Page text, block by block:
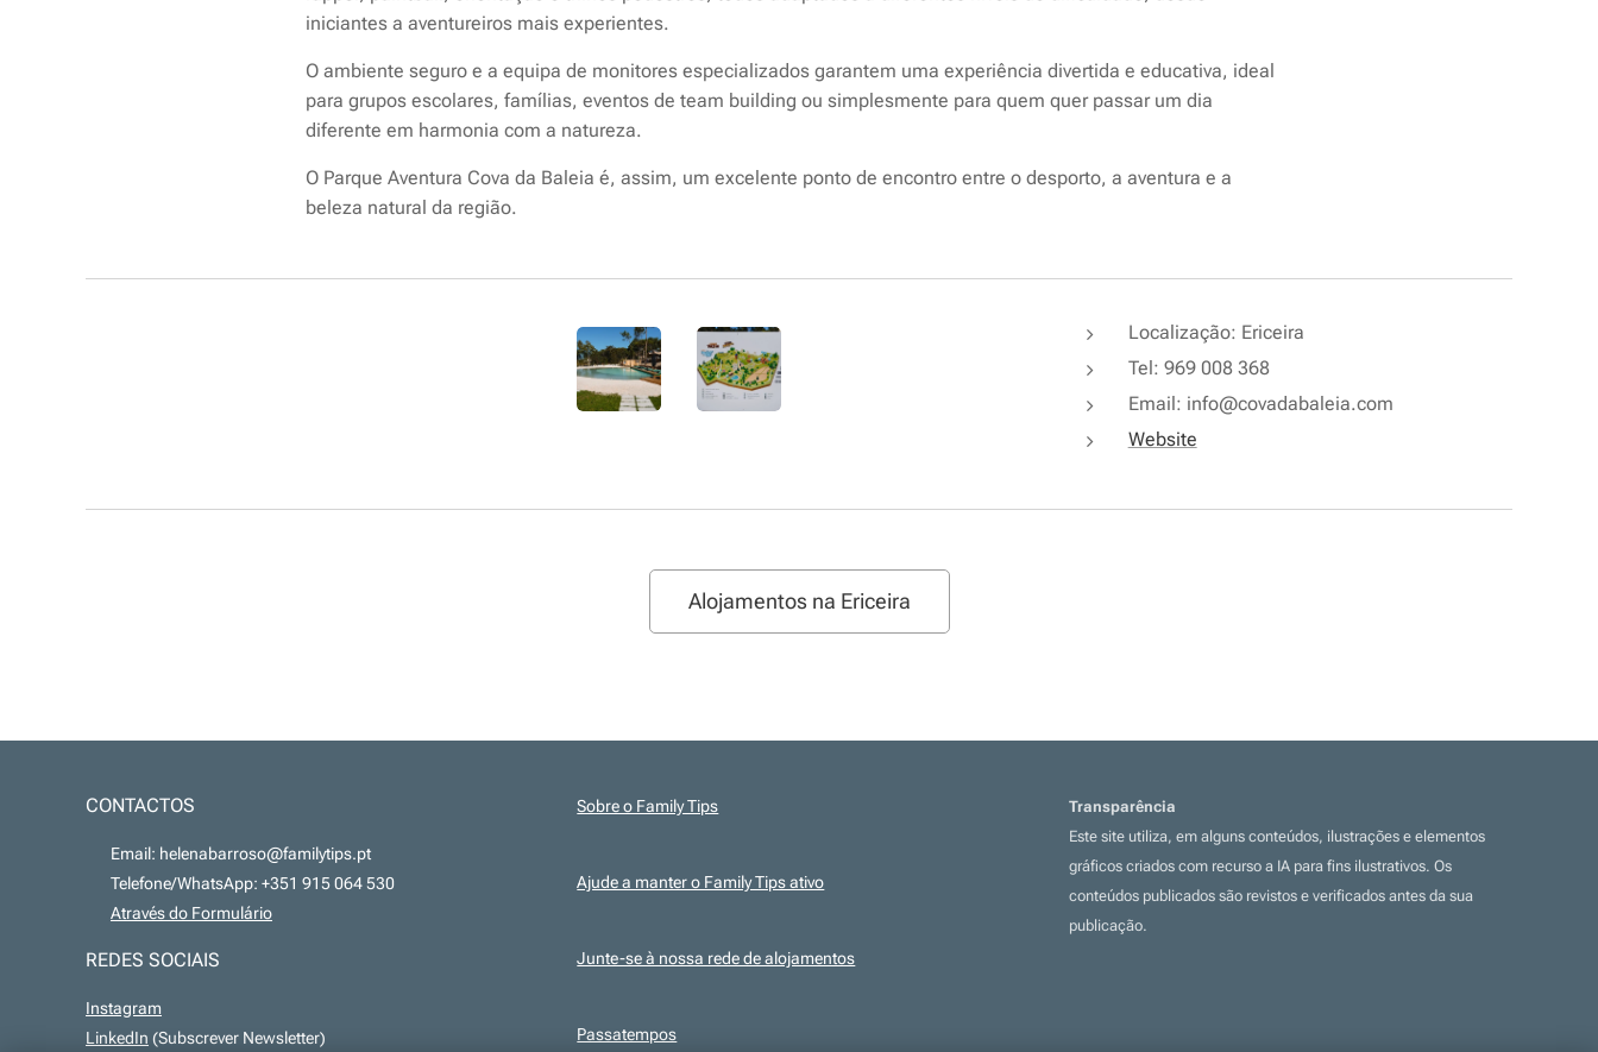
iniciantes a aventureiros mais experientes.
O ambiente seguro e a equipa de monitores especializados garantem uma experiência divertida e educativa, ideal
para grupos escolares, famílias, eventos de team building ou simplesmente para quem quer passar um dia
diferente em harmonia com a natureza.
O Parque Aventura Cova da Baleia é, assim, um excelente ponto de encontro entre o desporto, a aventura e a
beleza natural da região.
Localização: Ericeira
Tel: 969 008 368
Email: info@covadabaleia.com
Website
Alojamentos na Ericeira
CONTACTOS
📧 Email: helenabarroso@familytips.pt
📞 Telefone/WhatsApp: +351 915 064 530
Através do Formulário
REDES SOCIAIS
Instagram
LinkedIn (Subscrever Newsletter)
Sobre o Family Tips
Ajude a manter o Family Tips ativo
Junte-se à nossa rede de alojamentos
Passatempos
Transparência
Este site utiliza, em alguns conteúdos, ilustrações e elementos
gráficos criados com recurso a IA para fins ilustrativos. Os
conteúdos publicados são revistos e verificados antes da sua
publicação.